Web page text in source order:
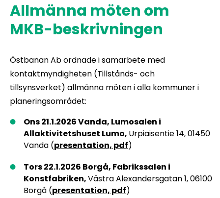
Allmänna möten om
MKB-beskrivningen
Östbanan Ab ordnade i samarbete med
kontaktmyndigheten (Tillstånds- och
tillsynsverket) allmänna möten i alla kommuner i
planeringsområdet:
Ons 21.1.2026 Vanda, Lumosalen i
Allaktivitetshuset Lumo, Urpiaisentie 14, 01450
Vanda (presentation, pdf)
Tors 22.1.2026 Borgå, Fabrikssalen i
Konstfabriken,Västra Alexandersgatan 1, 06100
Borgå (presentation, pdf)